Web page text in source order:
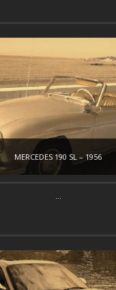
MERCEDES 190 SL – 1956
...